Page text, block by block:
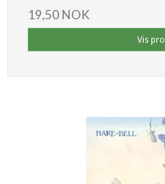
19,50 NOK
Vis